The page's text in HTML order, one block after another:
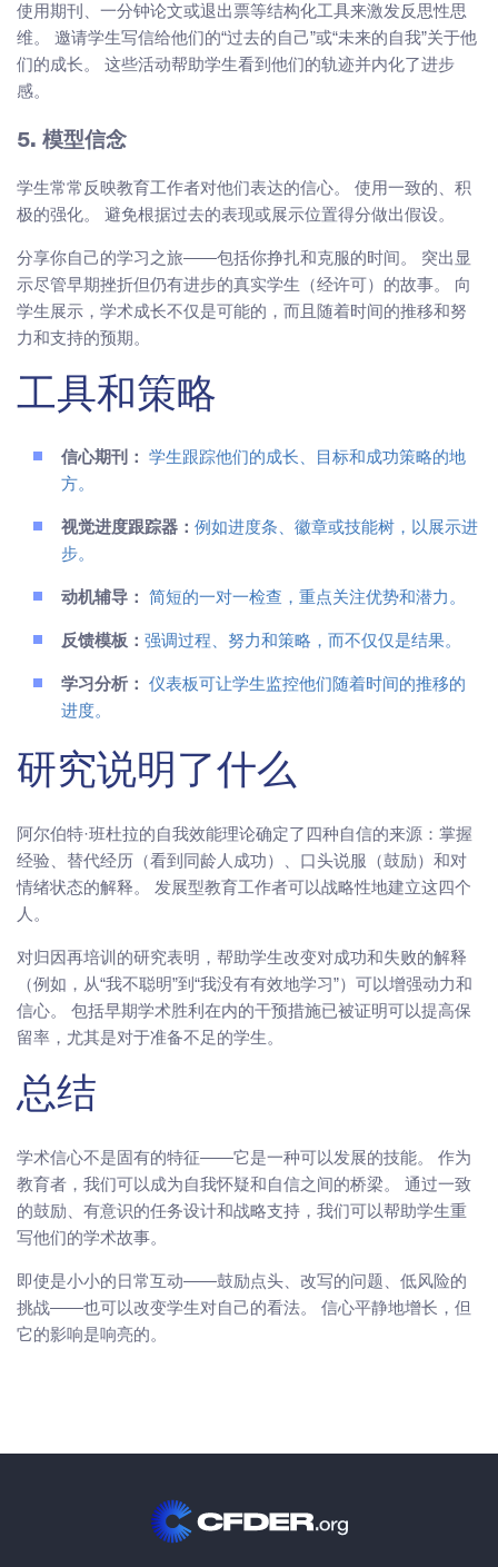
使用期刊、一分钟论文或退出票等结构化工具来激发反思性思
维。 邀请学生写信给他们的“过去的自己”或“未来的自我”关于他
们的成长。 这些活动帮助学生看到他们的轨迹并内化了进步
感。
5. 模型信念
学生常常反映教育工作者对他们表达的信心。 使用一致的、积
极的强化。 避免根据过去的表现或展示位置得分做出假设。
分享你自己的学习之旅——包括你挣扎和克服的时间。 突出显
示尽管早期挫折但仍有进步的真实学生（经许可）的故事。 向
学生展示，学术成长不仅是可能的，而且随着时间的推移和努
力和支持的预期。
工具和策略
信心期刊：
学生跟踪他们的成长、目标和成功策略的地
方。
视觉进度跟踪器： 例如进度条、徽章或技能树，以展示进
步。
动机辅导： 简短的一对一检查，重点关注优势和潜力。
反馈模板： 强调过程、努力和策略，而不仅仅是结果。
学习分析：
仪表板可让学生监控他们随着时间的推移的
进度。
研究说明了什么
阿尔伯特·班杜拉的自我效能理论确定了四种自信的来源：掌握
经验、替代经历（看到同龄人成功）、口头说服（鼓励）和对
情绪状态的解释。 发展型教育工作者可以战略性地建立这四个
人。
对归因再培训的研究表明，帮助学生改变对成功和失败的解释
（例如，从“我不聪明”到“我没有有效地学习”）可以增强动力和
信心。 包括早期学术胜利在内的干预措施已被证明可以提高保
留率，尤其是对于准备不足的学生。
总结
学术信心不是固有的特征——它是一种可以发展的技能。 作为
教育者，我们可以成为自我怀疑和自信之间的桥梁。 通过一致
的鼓励、有意识的任务设计和战略支持，我们可以帮助学生重
写他们的学术故事。
即使是小小的日常互动——鼓励点头、改写的问题、低风险的
挑战——也可以改变学生对自己的看法。 信心平静地增长，但
它的影响是响亮的。